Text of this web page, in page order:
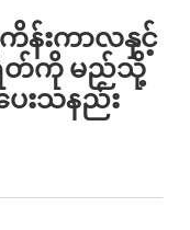
န်းကာလနှင့်
တ်ကို မည်သို့
ေးသနည်း